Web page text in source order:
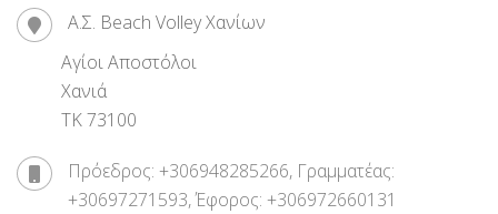
Α.Σ. Beach Volley Χανίων
Αγίοι Αποστόλοι
Χανιά
ΤΚ 73100
Πρόεδρος: +306948285266, Γραμματέας:
+30697271593, Έφορος: +306972660131